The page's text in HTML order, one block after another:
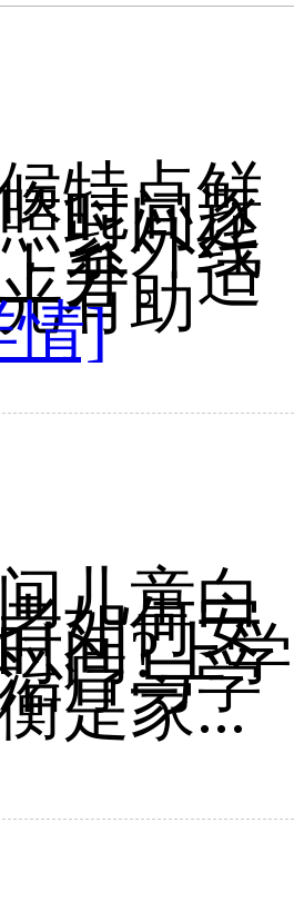
特点鲜
时间逐
紫外线
升。适
有助
情]
儿童白
如何安
间?上学
疗与学
是家...